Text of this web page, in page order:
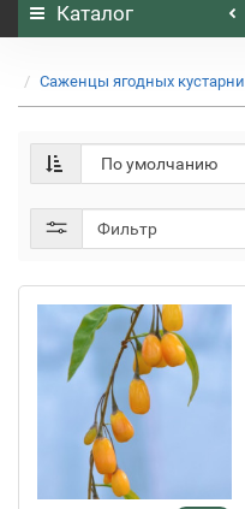
Каталог
Саженцы ягодных
Фильтр